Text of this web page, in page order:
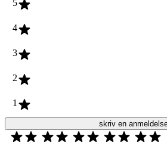
5
4
3
2
1
skriv en